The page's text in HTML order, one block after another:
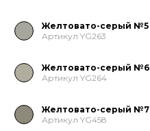
Желтовато-серый №5
Артикул YG263
Желтовато-серый №6
Артикул YG264
Желтовато-серый №7
Артикул YG458